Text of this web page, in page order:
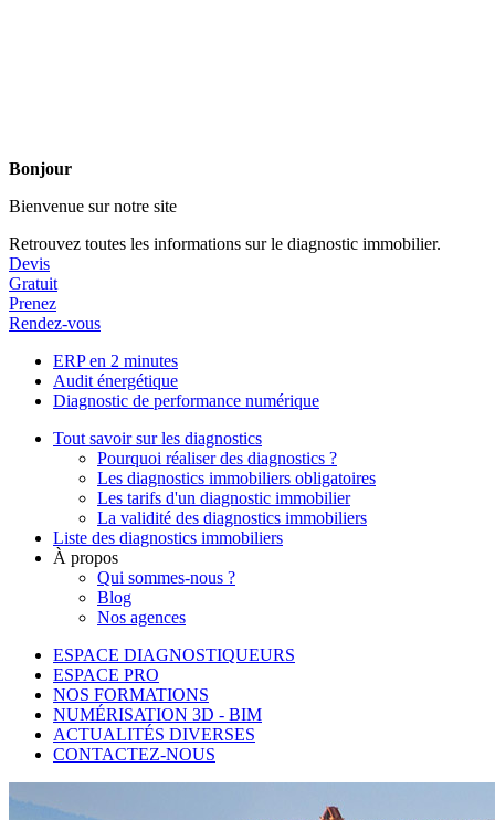
Bonjour
Bienvenue sur notre site
Retrouvez toutes les informations sur le diagnostic immobilier.
Devis
Gratuit
Prenez
Rendez-vous
ERP en 2 minutes
Audit énergétique
Diagnostic de performance numérique
Tout savoir sur les diagnostics
Pourquoi réaliser des diagnostics ?
Les diagnostics immobiliers obligatoires
Les tarifs d'un diagnostic immobilier
La validité des diagnostics immobiliers
Liste des diagnostics immobiliers
À propos
Qui sommes-nous ?
Blog
Nos agences
ESPACE DIAGNOSTIQUEURS
ESPACE PRO
NOS FORMATIONS
NUMÉRISATION 3D - BIM
ACTUALITÉS DIVERSES
CONTACTEZ-NOUS